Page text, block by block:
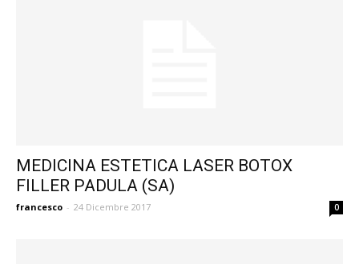
MEDICINA ESTETICA LASER BOTOX
FILLER PADULA (SA)
francesco - 24 Dicembre 2017 0